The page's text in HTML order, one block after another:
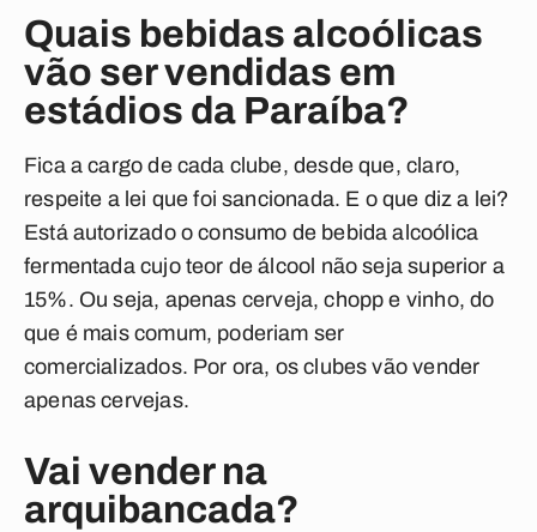
Quais bebidas alcoólicas
vão ser vendidas em
estádios da Paraíba?
Fica a cargo de cada clube, desde que, claro,
respeite a lei que foi sancionada. E o que diz a lei?
Está autorizado o consumo de bebida alcoólica
fermentada cujo teor de álcool não seja superior a
15%. Ou seja, apenas cerveja, chopp e vinho, do
que é mais comum, poderiam ser
comercializados. Por ora, os clubes vão vender
apenas cervejas.
Vai vender na
arquibancada?